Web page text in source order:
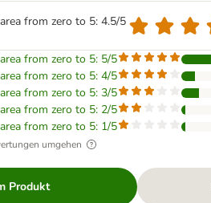
from zero to 5: 4.5/5
from zero to 5: 5/5
from zero to 5: 4/5
from zero to 5: 3/5
from zero to 5: 2/5
from zero to 5: 1/5
umgehen
Produkt